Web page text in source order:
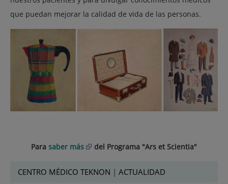
que puedan mejorar la calidad de vida de las personas.
Para saber más del Programa "Ars et Scientia"
CENTRO MÉDICO TEKNON | ACTUALIDAD